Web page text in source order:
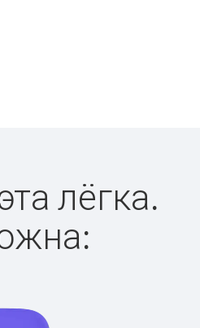
лёгка.